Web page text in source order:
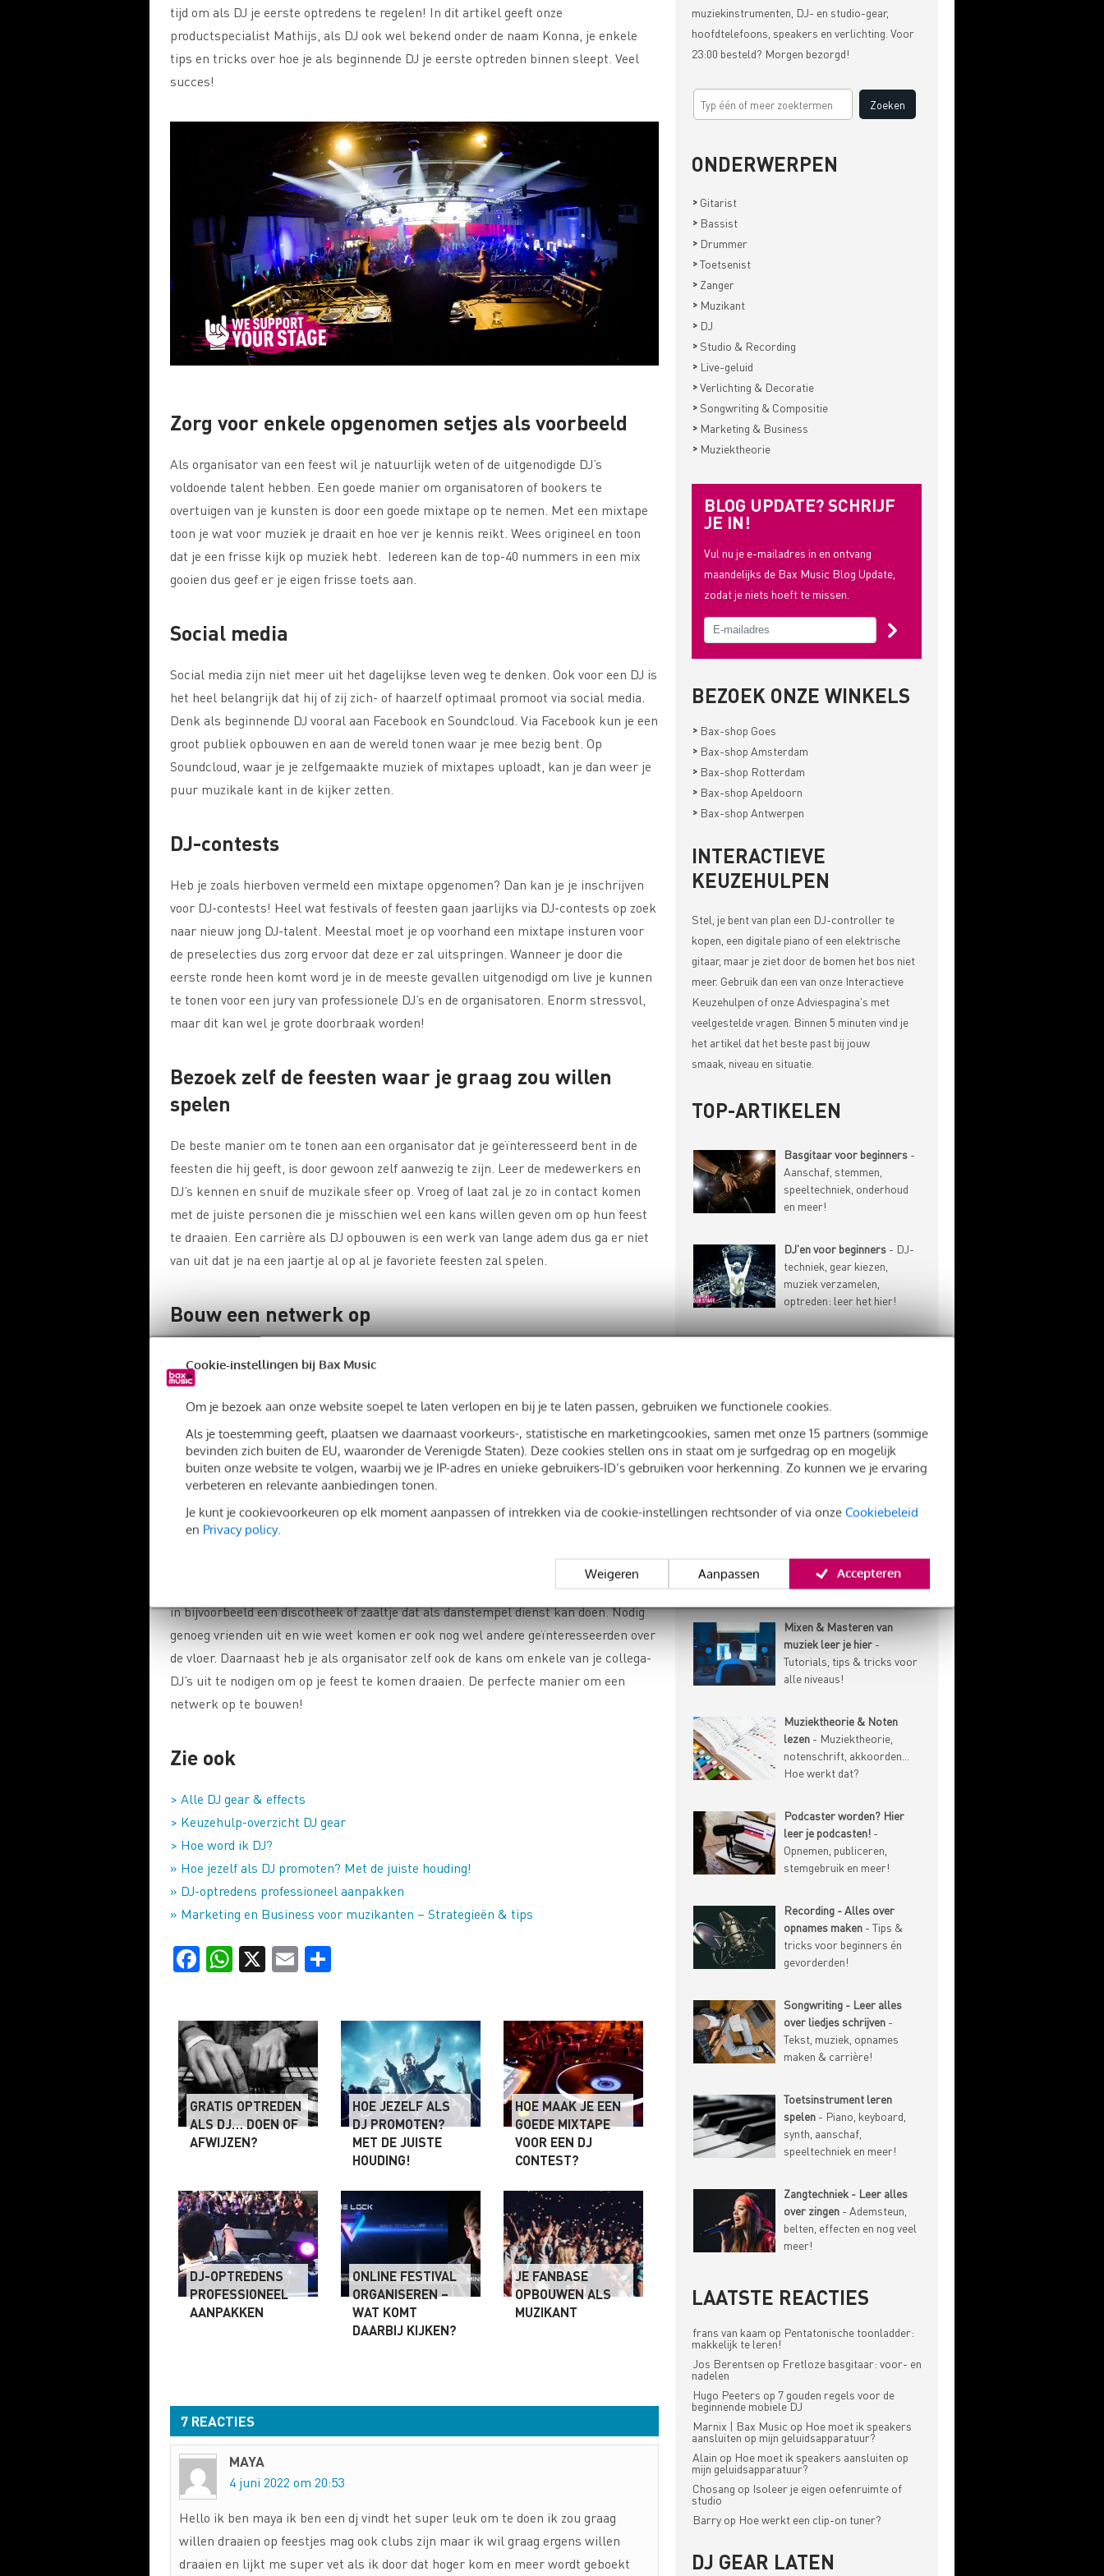
Cookie-instellingen bij Bax Music
Om je bezoek aan onze website soepel te laten verlopen en bij je te laten passen, gebruiken we functionele cookies.
Als je toestemming geeft, plaatsen we daarnaast voorkeurs-, statistische en marketingcookies, samen met onze 15 partners (sommige
bevinden zich buiten de EU, waaronder de Verenigde Staten). Deze cookies stellen ons in staat om je surfgedrag op en mogelijk
buiten onze website te volgen, waarbij we je IP-adres en unieke gebruikers-ID’s gebruiken voor herkenning. Zo kunnen we je ervaring
verbeteren en relevante aanbiedingen tonen.
Je kunt je cookievoorkeuren op elk moment aanpassen of intrekken via de cookie-instellingen rechtsonder of via onze Cookiebeleid
en Privacy policy.
Weigeren Aanpassen Accepteren
tijd om als DJ je eerste optredens te regelen! In dit artikel geeft onze
productspecialist Mathijs, als DJ ook wel bekend onder de naam Konna, je enkele
tips en tricks over hoe je als beginnende DJ je eerste optreden binnen sleept. Veel
succes!
Zorg voor enkele opgenomen setjes als voorbeeld
Als organisator van een feest wil je natuurlijk weten of de uitgenodigde DJ’s
voldoende talent hebben. Een goede manier om organisatoren of bookers te
overtuigen van je kunsten is door een goede mixtape op te nemen. Met een mixtape
toon je wat voor muziek je draait en hoe ver je kennis reikt. Wees origineel en toon
dat je een frisse kijk op muziek hebt. Iedereen kan de top-40 nummers in een mix
gooien dus geef er je eigen frisse toets aan.
Social media
Social media zijn niet meer uit het dagelijkse leven weg te denken. Ook voor een DJ is
het heel belangrijk dat hij of zij zich- of haarzelf optimaal promoot via social media.
Denk als beginnende DJ vooral aan Facebook en Soundcloud. Via Facebook kun je een
groot publiek opbouwen en aan de wereld tonen waar je mee bezig bent. Op
Soundcloud, waar je je zelfgemaakte muziek of mixtapes uploadt, kan je dan weer je
puur muzikale kant in de kijker zetten.
DJ-contests
Heb je zoals hierboven vermeld een mixtape opgenomen? Dan kan je je inschrijven
voor DJ-contests! Heel wat festivals of feesten gaan jaarlijks via DJ-contests op zoek
naar nieuw jong DJ-talent. Meestal moet je op voorhand een mixtape insturen voor
de preselecties dus zorg ervoor dat deze er zal uitspringen. Wanneer je door die
eerste ronde heen komt word je in de meeste gevallen uitgenodigd om live je kunnen
te tonen voor een jury van professionele DJ’s en de organisatoren. Enorm stressvol,
maar dit kan wel je grote doorbraak worden!
Bezoek zelf de feesten waar je graag zou willen
spelen
De beste manier om te tonen aan een organisator dat je geïnteresseerd bent in de
feesten die hij geeft, is door gewoon zelf aanwezig te zijn. Leer de medewerkers en
DJ’s kennen en snuif de muzikale sfeer op. Vroeg of laat zal je zo in contact komen
met de juiste personen die je misschien wel een kans willen geven om op hun feest
te draaien. Een carrière als DJ opbouwen is een werk van lange adem dus ga er niet
van uit dat je na een jaartje al op al je favoriete feesten zal spelen.
Bouw een netwerk op
Je kan nog zo getalenteerd zijn als Tiësto, Martin Garrix en DJ Isis samen, als je
niemand in de muziekwereld kent wordt het moeilijk om aan de bak te raken. Leg
contacten met andere DJ’s, producers, organisatoren of liefhebbers die met
soortgelijke muziek als jij bezig zijn. Ze leren je niet alleen nieuwe nummers,
artiesten en platenlabels kennen maar wie weet je ook wel helpen bij het krijgen van
een eerste optreden.
Organiseer je eigen feesten
Krijg je dan toch geen organisator overtuigd om je een kans te geven? Misschien
moet je dan maar je eigen kans creëren. Heel wat DJ’s organiseren hun eigen feesten,
in bijvoorbeeld een discotheek of zaaltje dat als danstempel dienst kan doen. Nodig
genoeg vrienden uit en wie weet komen er ook nog wel andere geïnteresseerden over
de vloer. Daarnaast heb je als organisator zelf ook de kans om enkele van je collega-
DJ’s uit te nodigen om op je feest te komen draaien. De perfecte manier om een
netwerk op te bouwen!
Zie ook
> Alle DJ gear & effects
> Keuzehulp-overzicht DJ gear
> Hoe word ik DJ?
» Hoe jezelf als DJ promoten? Met de juiste houding!
» DJ-optredens professioneel aanpakken
» Marketing en Business voor muzikanten – Strategieën & tips
FacebookWhatsApp Email
GRATIS OPTREDEN
ALS DJ… DOEN OF
AFWIJZEN?
HOE JEZELF ALS
DJ PROMOTEN?
MET DE JUISTE
HOUDING!
HOE MAAK JE EEN
GOEDE MIXTAPE
VOOR EEN DJ
CONTEST?
DJ-OPTREDENS
PROFESSIONEEL
AANPAKKEN
ONLINE FESTIVAL
ORGANISEREN –
WAT KOMT
DAARBIJ KIJKEN?
JE FANBASE
OPBOUWEN ALS
MUZIKANT
7 REACTIES
MAYA
4 juni 2022 om 20:53
Hello ik ben maya ik ben een dj vindt het super leuk om te doen ik zou graag
willen draaien op feestjes mag ook clubs zijn maar ik wil graag ergens willen
draaien en lijkt me super vet als ik door dat hoger kom en meer wordt geboekt
muziekinstrumenten, DJ- en studio-gear,
hoofdtelefoons, speakers en verlichting. Voor
23:00 besteld? Morgen bezorgd!
ONDERWERPEN
> Gitarist
> Bassist
> Drummer
>Toetsenist
> Zanger
> Muzikant
> DJ
> Studio & Recording
> Live-geluid
>Verlichting & Decoratie
> Songwriting & Compositie
> Marketing & Business
> Muziektheorie
BLOG UPDATE? SCHRIJF
JE IN!
Vul nu je e-mailadres in en ontvang
maandelijks de Bax Music Blog Update,
zodat je niets hoeft te missen.
BEZOEK ONZE WINKELS
> Bax-shop Goes
> Bax-shop Amsterdam
> Bax-shop Rotterdam
> Bax-shop Apeldoorn
> Bax-shop Antwerpen
INTERACTIEVE
KEUZEHULPEN
Stel, je bent van plan een DJ-controller te
kopen, een digitale piano of een elektrische
gitaar, maar je ziet door de bomen het bos niet
meer. Gebruik dan een van onze Interactieve
Keuzehulpen of onze Adviespagina's met
veelgestelde vragen . Binnen 5 minuten vind je
het artikel dat het beste past bij jouw
smaak, niveau en situatie.
TOP-ARTIKELEN
Basgitaar voor beginners -
Aanschaf, stemmen,
speeltechniek, onderhoud
en meer!
DJ'en voor beginners - DJ-
techniek, gear kiezen,
muziek verzamelen,
optreden: leer het hier!
Gitaar voor beginners-
Aanschaf, stemmen,
onderhoud, speeltechniek
promoten en verkopen van
je muziek!
Mixen & Masteren van
muziek leer je hier -
Tutorials, tips & tricks voor
alle niveaus!
Muziektheorie & Noten
lezen - Muziektheorie,
notenschrift, akkoorden...
Hoe werkt dat?
Podcaster worden? Hier
leer je podcasten! -
Opnemen, publiceren,
stemgebruik en meer!
Recording - Alles over
opnames maken - Tips &
tricks voor beginners én
gevorderden!
Songwriting - Leer alles
over liedjes schrijven -
Tekst, muziek, opnames
maken & carrière!
Toetsinstrument leren
spelen - Piano, keyboard,
synth, aanschaf,
speeltechniek en meer!
Zangtechniek - Leer alles
over zingen - Ademsteun,
belten, effecten en nog veel
meer!
LAATSTE REACTIES
frans van kaam op Pentatonische toonladder:
makkelijk te leren!
Jos Berentsen op Fretloze basgitaar: voor- en
nadelen
Hugo Peeters op 7 gouden regels voor de
beginnende mobiele DJ
Marnix | Bax Music op Hoe moet ik speakers
aansluiten op mijn geluidsapparatuur?
Alain op Hoe moet ik speakers aansluiten op
mijn geluidsapparatuur?
Chosang op Isoleer je eigen oefenruimte of
studio
Barry op Hoe werkt een clip-on tuner?
DJ GEAR LATEN